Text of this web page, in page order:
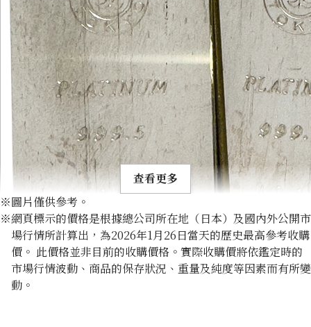
Platinum (Pt1000) Ishifuku Metal Industry Ingot 200g
200g
查看更多
※圖片僅供參考。
※網頁標示的價格是根據總公司所在地（日本）及國內外公開市
場行情所計算出，為2026年1月26日當天的歷史最高參考收購
價。 此價格並非目前的收購價格。實際收購價將依鑑定時的
市場行情波動、商品的保存狀況、重量及純度等因素而有所變
動。